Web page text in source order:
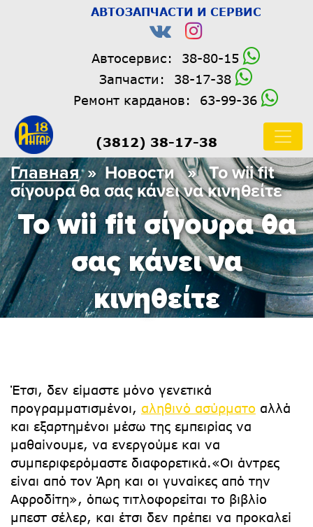
АВТОЗАПЧАСТИ И СЕРВИС
Автосервис:
38-80-15
Запчасти:
38-17-38
Ремонт карданов:
63-99-36
(3812) 38-17-38
Το wii fit σίγουρα θα
σας κάνει να
κινηθείτε
Главная» Новости » Το wii fit
σίγουρα θα σας κάνει να κινηθείτε
Έτσι, δεν είμαστε μόνο γενετικά
προγραμματισμένοι, αληθινό ασύρματο αλλά
και εξαρτημένοι μέσω της εμπειρίας να
μαθαίνουμε, να ενεργούμε και να
συμπεριφερόμαστε διαφορετικά.«Οι άντρες
είναι από τον Άρη και οι γυναίκες από την
Αφροδίτη», όπως τιτλοφορείται το βιβλίο
μπεστ σέλερ, και έτσι δεν πρέπει να προκαλεί